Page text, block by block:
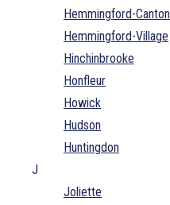
Hemmingford-Canton
Hemmingford-Village
Hinchinbrooke
Honfleur
Howick
Hudson
Huntingdon
J
Joliette